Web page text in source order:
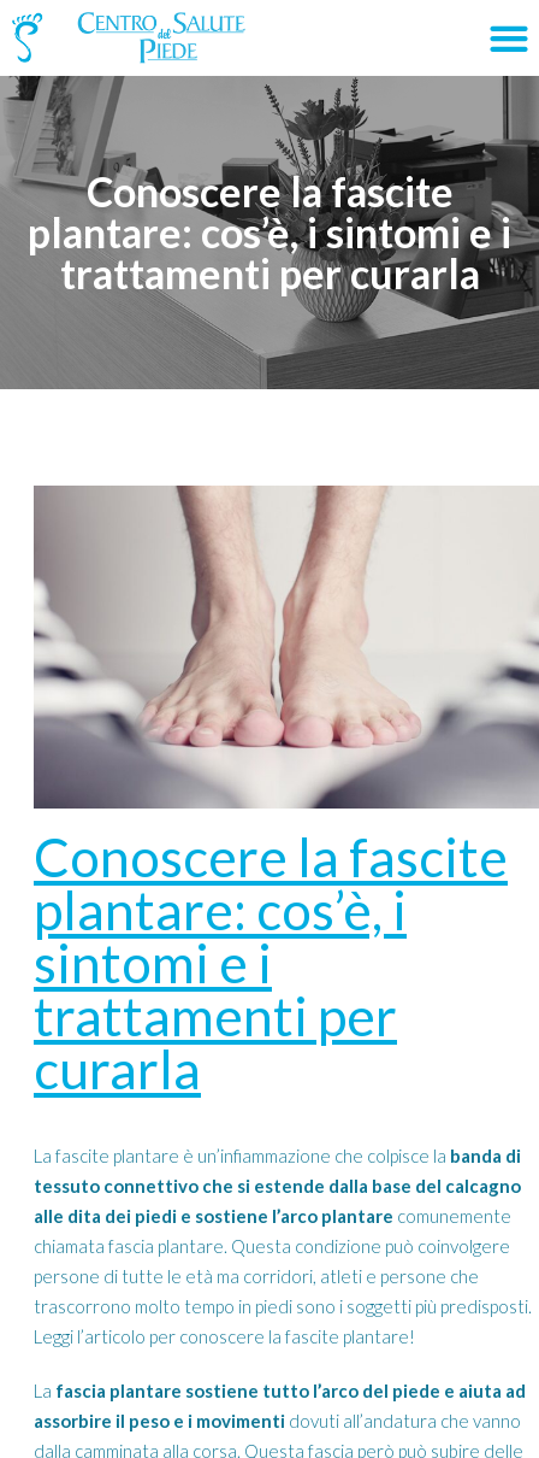
Conoscere la fascite
plantare: cos’è, i sintomi e i
trattamenti per curarla
Conoscere la fascite
plantare: cos’è, i
sintomi e i
trattamenti per
curarla
La fascite plantare è un’infiammazione che colpisce la banda di
tessuto connettivo che si estende dalla base del calcagno
alle dita dei piedi e sostiene l’arco plantare comunemente
chiamata fascia plantare. Questa condizione può coinvolgere
persone di tutte le età ma corridori, atleti e persone che
trascorrono molto tempo in piedi sono i soggetti più predisposti.
Leggi l’articolo per conoscere la fascite plantare!
La fascia plantare sostiene tutto l’arco del piede e aiuta ad
assorbire il peso e i movimenti dovuti all’andatura che vanno
dalla camminata alla corsa. Questa fascia però può subire delle